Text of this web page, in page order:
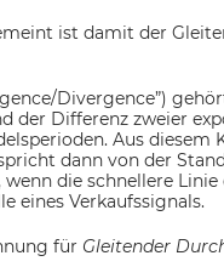
ist damit der
Divergence”)
der Differenz zweier
Aus diesem
dann von der
die schnellere
eines Verkaufssignals.
für Gleitender